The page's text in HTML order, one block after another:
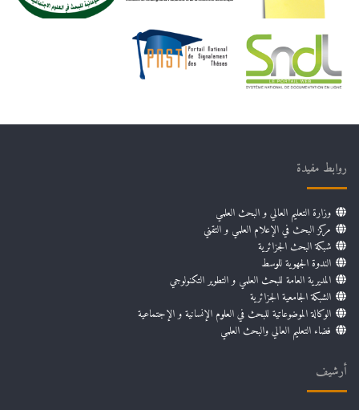
روابط مفيدة
وزارة التعليم العالي و البحث العلمي
مركز البحث في الإعلام العلمي و التقني
شبكة البحث الجزائرية
الندوة الجهوية للوسط
المديرية العامة للبحث العلمي و التطوير التكنولوجي
الشبكة الجامعية الجزائرية
الوكالة الموضوعاتية للبحث في العلوم الإنسانية و الإجتماعية
فضاء التعليم العالي والبحث العلمي
أرشيف